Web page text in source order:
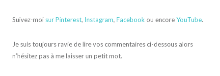
Suivez-moi sur Pinterest, Instagram, Facebook ou encoreYouTube.
Je suis toujours ravie de lire vos commentaires ci-dessous alors
n’hésitez pas à me laisser un petit mot.